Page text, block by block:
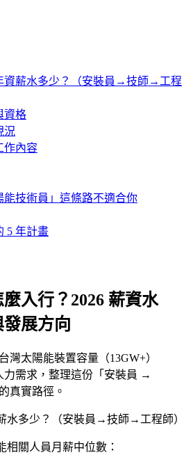
資薪水多少？（安裝員→技師→工程
資格
況
作內容
能技術員」這條路不適合你
5 年計畫
入行？2026 薪資水
展方向
灣太陽能裝置容量（13GW+）
力需求，整理這份「安裝員 →
真實路徑。
水多少？（安裝員→技師→工程師）
相關人員月薪中位數：